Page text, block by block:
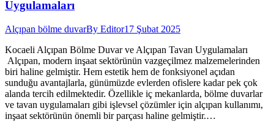
Uygulamaları
Alçıpan bölme duvarBy Editor17 Şubat 2025
Kocaeli Alçıpan Bölme Duvar ve Alçıpan Tavan Uygulamaları
Alçıpan, modern inşaat sektörünün vazgeçilmez malzemelerinden
biri haline gelmiştir. Hem estetik hem de fonksiyonel açıdan
sunduğu avantajlarla, günümüzde evlerden ofislere kadar pek çok
alanda tercih edilmektedir. Özellikle iç mekanlarda, bölme duvarlar
ve tavan uygulamaları gibi işlevsel çözümler için alçıpan kullanımı,
inşaat sektörünün önemli bir parçası haline gelmiştir.…